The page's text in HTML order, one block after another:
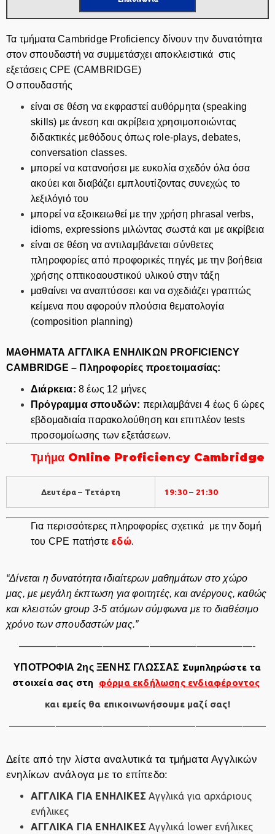
Τα τμήματα Cambridge Proficiency δίνουν την δυνατότητα
στον σπουδαστή να συμμετάσχει αποκλειστικά στις
εξετάσεις CPE (CAMBRIDGE)
Ο σπουδαστής
είναι σε θέση να εκφραστεί αυθόρμητα (speaking
skills) με άνεση και ακρίβεια χρησιμοποιώντας
διδακτικές μεθόδους όπως role-plays, debates,
conversation classes.
μπορεί να κατανοήσει με ευκολία σχεδόν όλα όσα
ακούει και διαβάζει εμπλουτίζοντας συνεχώς το
λεξιλόγιό του
μπορεί να εξοικειωθεί με την χρήση phrasal verbs,
idioms, expressions μιλώντας σωστά και με ακρίβεια
είναι σε θέση να αντιλαμβάνεται σύνθετες
πληροφορίες από προφορικές πηγές με την βοήθεια
χρήσης οπτικοαουστικού υλικού στην τάξη
μαθαίνει να αναπτύσσει και να σχεδιάζει γραπτώς
κείμενα που αφορούν πλούσια θεματολογία
(composition planning)
ΜΑΘΗΜΑTA ΑΓΓΛΙΚΑ ΕΝΗΛΙΚΩΝ PROFICIENCY
CAMBRIDGE – Πληροφορίες προετοιμασίας:
Διάρκεια: 8 έως 12 μήνες
Πρόγραμμα σπουδών: περιλαμβάνει 4 έως 6 ώρες
εβδομαδιαία παρακολούθηση και επιπλέον tests
προσομοίωσης των εξετάσεων.
Τμήμα Online Proficiency Cambridge
Δευτέρα – Τετάρτη 19:30– 21:30
Για περισσότερες πληροφορίες σχετικά με την δομή
του CPE πατήστε εδώ.
“Δίνεται η δυνατότητα ιδιαίτερων μαθημάτων στο χώρο
μας, με μεγάλη έκπτωση για φοιτητές, και ανέργους, καθώς
και κλειστών group 3-5 ατόμων σύμφωνα με το διαθέσιμο
χρόνο των σπουδαστών μας.”
—————————————————————————-
ΥΠΟΤΡΟΦΙΑ 2ης ΞΕΝΗΣ ΓΛΩΣΣΑΣ Συμπληρώστε τα
στοιχεία σας στη
φόρμα εκδήλωσης ενδιαφέροντος
και εμείς θα επικοινωνήσουμε μαζί σας!
———————————————————————————–
Δείτε από την λίστα αναλυτικά τα τμήματα Αγγλικών
ενηλίκων ανάλογα με το επίπεδο:
ΑΓΓΛΙΚΑ ΓΙΑ ΕΝΗΛΙΚΕΣ Αγγλικά για αρχάριους
ενήλικες
ΑΓΓΛΙΚΑ ΓΙΑ ΕΝΗΛΙΚΕΣ Αγγλικά lower ενήλικες